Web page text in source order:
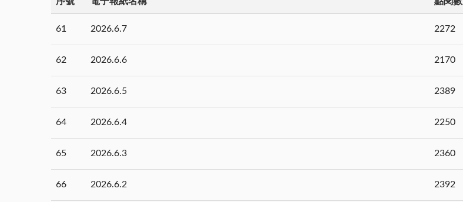
61 2026.6.7 2272
62 2026.6.6 2170
63 2026.6.5 2389
64 2026.6.4 2250
65 2026.6.3 2360
66 2026.6.2 2392